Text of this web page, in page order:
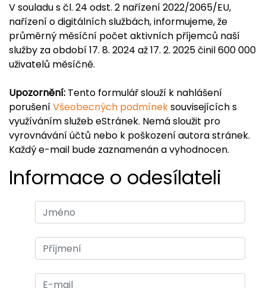
V souladu s čl. 24 odst. 2 nařízení 2022/2065/EU,
nařízení o digitálních službách, informujeme, že
průměrný měsíční počet aktivních příjemců naší
služby za období 17. 8. 2024 až 17. 2. 2025 činil 600 000
uživatelů měsíčně.
Upozornění: Tento formulář slouží k nahlášení
porušeníVšeobecných podmíneksouvisejících s
využíváním služeb eStránek. Nemá sloužit pro
vyrovnávání účtů nebo k poškození autora stránek.
Každý e-mail bude zaznamenán a vyhodnocen.
Informace o odesílateli